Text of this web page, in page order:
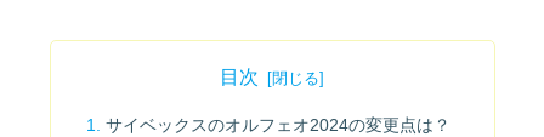
目次
サイベックスのオルフェオ2024の変更点は？